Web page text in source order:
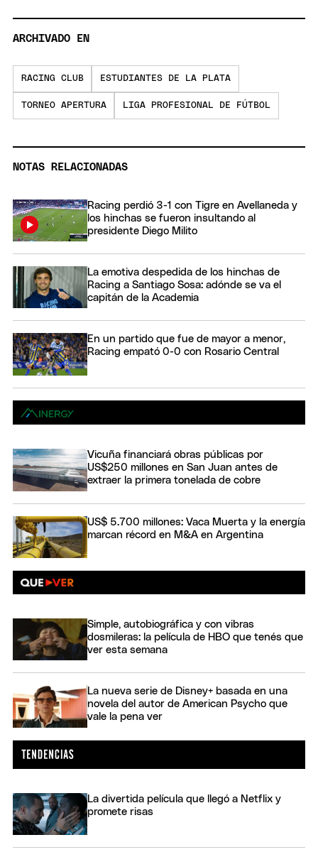
ARCHIVADO EN
RACING CLUB ESTUDIANTES DE LA PLATA
TORNEO APERTURA LIGA PROFESIONAL DE FÚTBOL
NOTAS RELACIONADAS
Racing perdió 3-1 con Tigre en Avellaneda y
los hinchas se fueron insultando al
presidente Diego Milito
La emotiva despedida de los hinchas de
Racing a Santiago Sosa: adónde se va el
capitán de la Academia
En un partido que fue de mayor a menor,
Racing empató 0-0 con Rosario Central
Vicuña financiará obras públicas por
US$250 millones en San Juan antes de
extraer la primera tonelada de cobre
US$ 5.700 millones: Vaca Muerta y la energía
marcan récord en M&A en Argentina
Simple, autobiográfica y con vibras
dosmileras: la película de HBO que tenés que
ver esta semana
La nueva serie de Disney+ basada en una
novela del autor de American Psycho que
vale la pena ver
La divertida película que llegó a Netflix y
promete risas